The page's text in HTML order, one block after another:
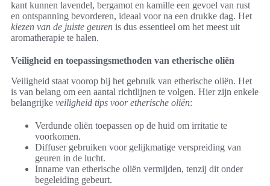
kant kunnen lavendel, bergamot en kamille een gevoel van rust
en ontspanning bevorderen, ideaal voor na een drukke dag. Het
kiezen van de juiste geuren is dus essentieel om het meest uit
aromatherapie te halen.
Veiligheid en toepassingsmethoden van etherische oliën
Veiligheid staat voorop bij het gebruik van etherische oliën. Het
is van belang om een aantal richtlijnen te volgen. Hier zijn enkele
belangrijke veiligheid tips voor etherische oliën:
Verdunde oliën toepassen op de huid om irritatie te
voorkomen.
Diffuser gebruiken voor gelijkmatige verspreiding van
geuren in de lucht.
Inname van etherische oliën vermijden, tenzij dit onder
begeleiding gebeurt.